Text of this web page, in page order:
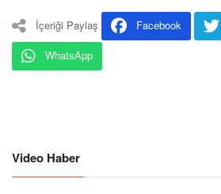
İçeriği Paylaş Facebook
WhatsApp
Video Haber